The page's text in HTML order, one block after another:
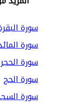
سورة
سورة
سورة الحجر
سورة الحج
سورة